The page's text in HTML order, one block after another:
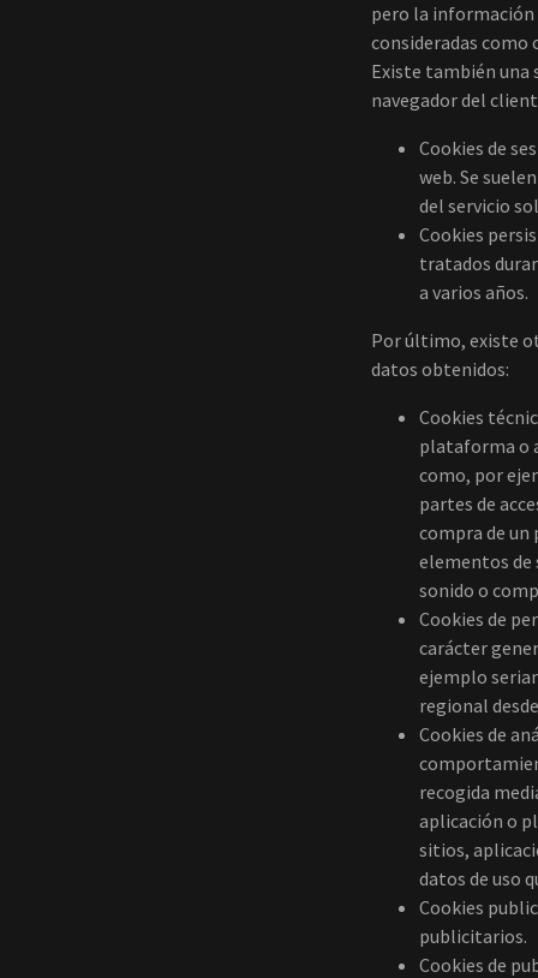
pero la información
consideradas como
Existe también una
navegador del
Cookies de
web. Se
del servicio
Cookies
tratados
a varios años.
Por último, existe
datos obtenidos:
Cookies
plataforma o
como, por
partes de
compra de
elementos de
sonido o
Cookies de
carácter
ejemplo
regional
Cookies de
recogida
aplicación o
sitios,
datos de uso
Cookies
publicitarios.
Cookies de